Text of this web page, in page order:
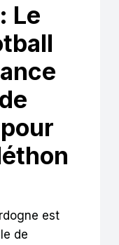
Le
est
de